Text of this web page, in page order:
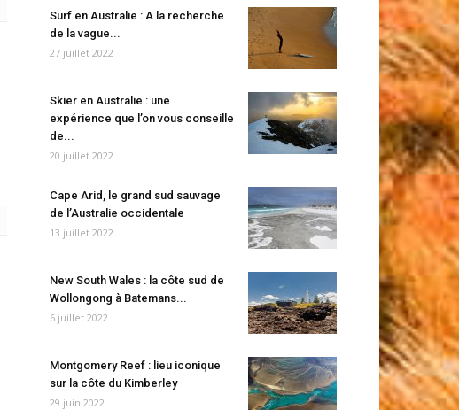
Surf en Australie : A la recherche
de la vague...
27 juillet 2022
Skier en Australie : une
expérience que l’on vous conseille
de...
20 juillet 2022
Cape Arid, le grand sud sauvage
de l’Australie occidentale
13 juillet 2022
New South Wales : la côte sud de
Wollongong à Batemans...
6 juillet 2022
Montgomery Reef : lieu iconique
sur la côte du Kimberley
29 juin 2022